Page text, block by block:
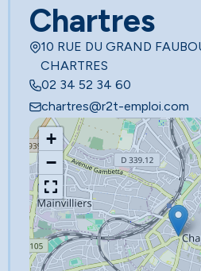
Chartres
10 RUE DU GRAND
CHARTRES
02 34 52 34 60
chartres@r2t-emploi.com
+
−